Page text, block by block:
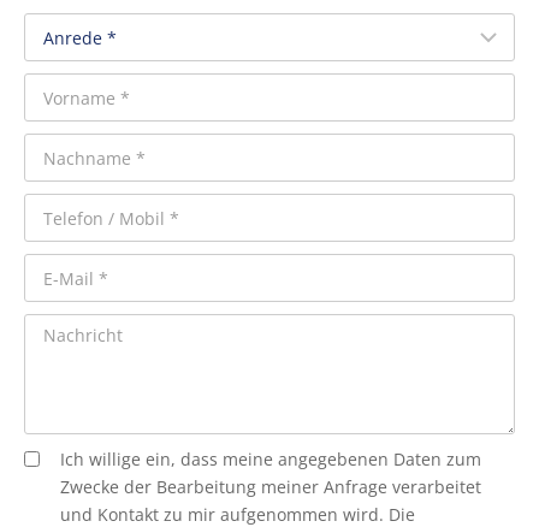
Ich willige ein, dass meine angegebenen Daten zum
Zwecke der Bearbeitung meiner Anfrage verarbeitet
und Kontakt zu mir aufgenommen wird. Die